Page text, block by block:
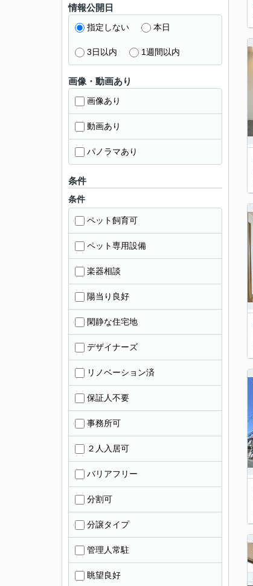
情報公開日
指定しない 本日
3日以内 1週間以内
画像・動画あり
画像あり
動画あり
パノラマあり
条件
条件
ペット飼育可
ペット専用設備
楽器相談
陽当り良好
閑静な住宅地
デザイナーズ
リノベーション済
保証人不要
事務所可
２人入居可
バリアフリー
分割可
分譲タイプ
管理人常駐
眺望良好